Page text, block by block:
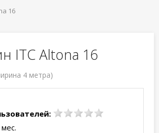
16
ITC Altona 16
4 метра)